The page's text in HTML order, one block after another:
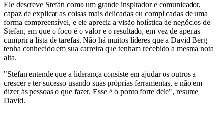
Ele descreve Stefan como um grande inspirador e comunicador,
capaz de explicar as coisas mais delicadas ou complicadas de uma
forma compreensível, e ele aprecia a visão holística de negócios de
Stefan, em que o foco é o valor e o resultado, em vez de apenas
cumprir a lista de tarefas. Não há muitos líderes que a David Berg
tenha conhecido em sua carreira que tenham recebido a mesma nota
alta.
"Stefan entende que a liderança consiste em ajudar os outros a
crescer e ter sucesso usando suas próprias ferramentas, e não em
dizer às pessoas o que fazer. Esse é o ponto forte dele", resume
David.